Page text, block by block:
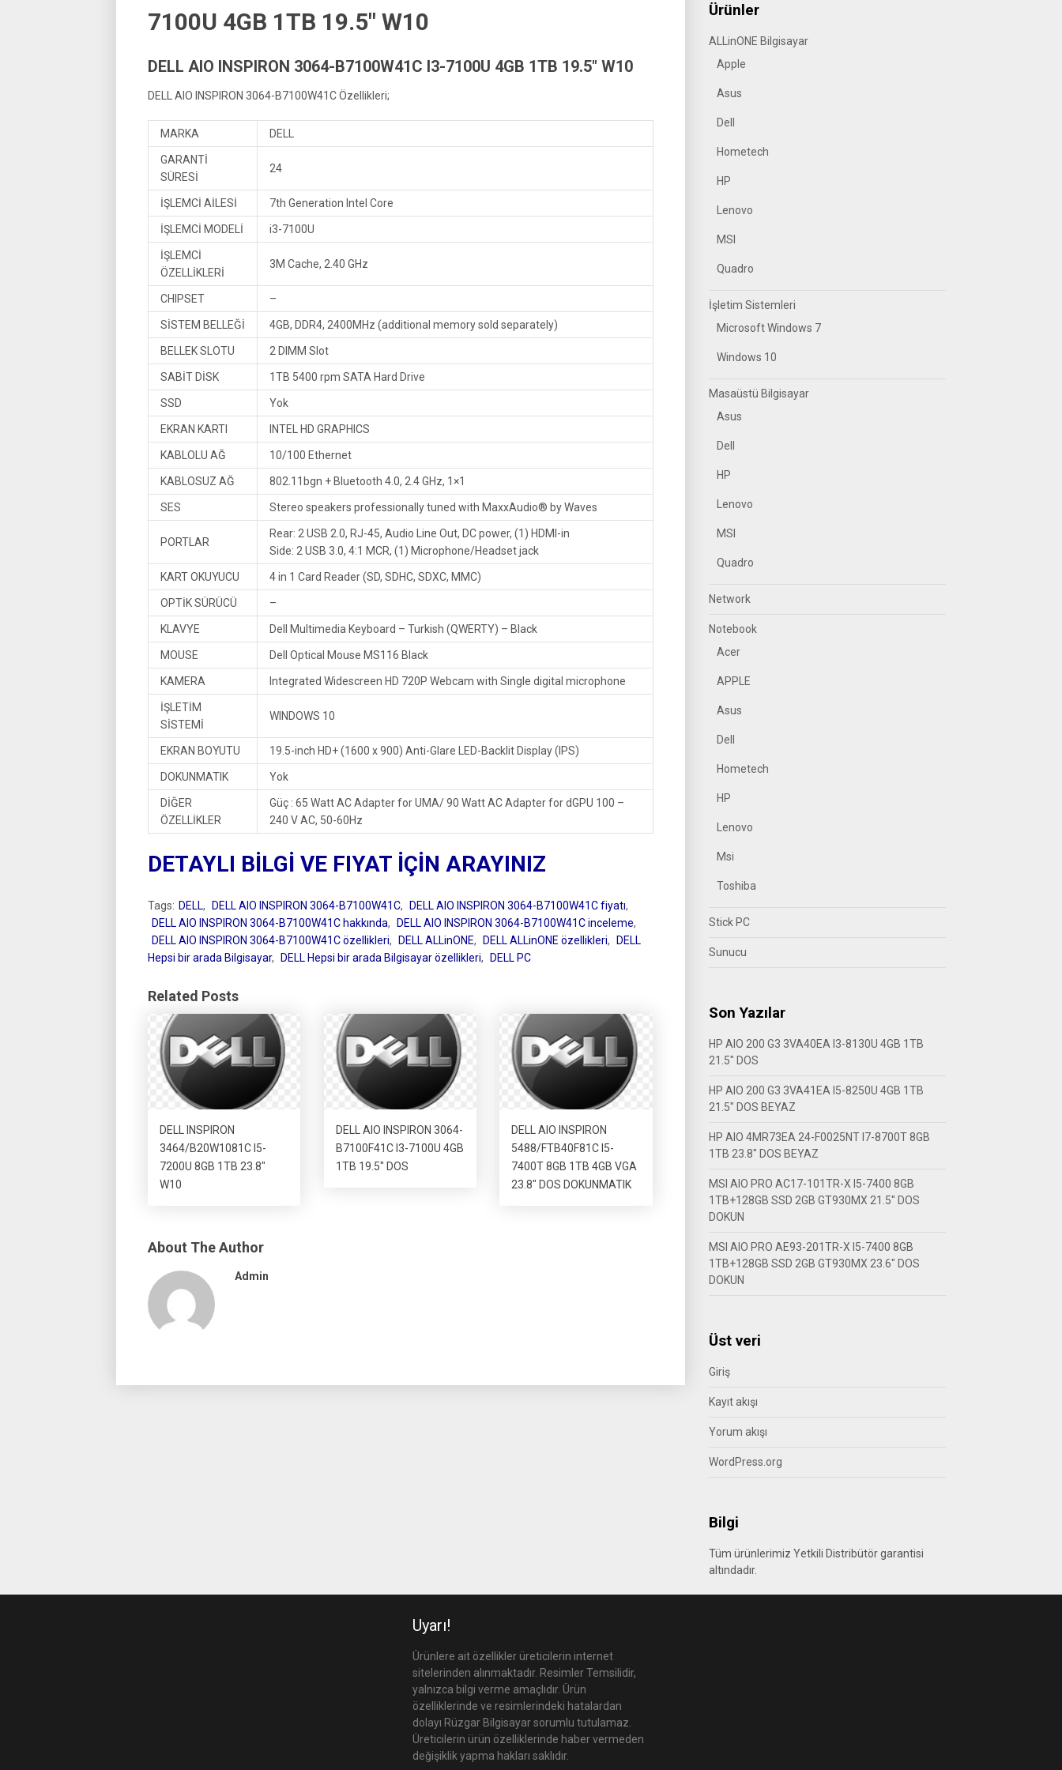
7100U 4GB 1TB 19.5″ W10
DELL AIO INSPIRON 3064-B7100W41C I3-7100U 4GB 1TB 19.5″ W10
DELL AIO INSPIRON 3064-B7100W41C Özellikleri;
MARKA DELL
GARANTİ
SÜRESİ
24
İŞLEMCİ AİLESİ 7th Generation Intel Core
İŞLEMCİ MODELİ i3-7100U
İŞLEMCİ
ÖZELLİKLERİ
3M Cache, 2.40 GHz
CHIPSET –
SİSTEM BELLEĞİ 4GB, DDR4, 2400MHz (additional memory sold separately)
BELLEK SLOTU 2 DIMM Slot
SABİT DİSK 1TB 5400 rpm SATA Hard Drive
SSD Yok
EKRAN KARTI INTEL HD GRAPHICS
KABLOLU AĞ 10/100 Ethernet
KABLOSUZ AĞ 802.11bgn + Bluetooth 4.0, 2.4 GHz, 1×1
SES Stereo speakers professionally tuned with MaxxAudio® by Waves
PORTLAR
Rear: 2 USB 2.0, RJ-45, Audio Line Out, DC power, (1) HDMI-in
Side: 2 USB 3.0, 4:1 MCR, (1) Microphone/Headset jack
KART OKUYUCU 4 in 1 Card Reader (SD, SDHC, SDXC, MMC)
OPTİK SÜRÜCÜ –
KLAVYE Dell Multimedia Keyboard – Turkish (QWERTY) – Black
MOUSE Dell Optical Mouse MS116 Black
KAMERA Integrated Widescreen HD 720P Webcam with Single digital microphone
İŞLETİM
SİSTEMİ
WINDOWS 10
EKRAN BOYUTU 19.5-inch HD+ (1600 x 900) Anti-Glare LED-Backlit Display (IPS)
DOKUNMATIK Yok
DİĞER
ÖZELLİKLER
Güç : 65 Watt AC Adapter for UMA/ 90 Watt AC Adapter for dGPU 100 –
240 V AC, 50-60Hz
DETAYLI BİLGİ VE FIYAT İÇİN ARAYINIZ
Tags: DELL, DELL AIO INSPIRON 3064-B7100W41C, DELL AIO INSPIRON 3064-B7100W41C fiyatı,
DELL AIO INSPIRON 3064-B7100W41C hakkında, DELL AIO INSPIRON 3064-B7100W41C inceleme,
DELL AIO INSPIRON 3064-B7100W41C özellikleri, DELL ALLinONE, DELL ALLinONE özellikleri,
DELL
Hepsi bir arada Bilgisayar, DELL Hepsi bir arada Bilgisayar özellikleri, DELL PC
Related Posts
DELL INSPIRON
3464/B20W1081C I5-
7200U 8GB 1TB 23.8″
W10
DELL AIO INSPIRON 3064-
B7100F41C I3-7100U 4GB
1TB 19.5″ DOS
DELL AIO INSPIRON
5488/FTB40F81C I5-
7400T 8GB 1TB 4GB VGA
23.8″ DOS DOKUNMATIK
About The Author
Admin
Ürünler
ALLinONE Bilgisayar
Apple
Asus
Dell
Hometech
HP
Lenovo
MSI
Quadro
İşletim Sistemleri
Microsoft Windows 7
Windows 10
Masaüstü Bilgisayar
Asus
Dell
HP
Lenovo
MSI
Quadro
Network
Notebook
Acer
APPLE
Asus
Dell
Hometech
HP
Lenovo
Msi
Toshiba
Stick PC
Sunucu
Son Yazılar
HP AIO 200 G3 3VA40EA I3-8130U 4GB 1TB
21.5″ DOS
HP AIO 200 G3 3VA41EA I5-8250U 4GB 1TB
21.5″ DOS BEYAZ
HP AIO 4MR73EA 24-F0025NT I7-8700T 8GB
1TB 23.8″ DOS BEYAZ
MSI AIO PRO AC17-101TR-X I5-7400 8GB
1TB+128GB SSD 2GB GT930MX 21.5″ DOS
DOKUN
MSI AIO PRO AE93-201TR-X I5-7400 8GB
1TB+128GB SSD 2GB GT930MX 23.6″ DOS
DOKUN
Üst veri
Giriş
Kayıt akışı
Yorum akışı
WordPress.org
Bilgi
Tüm ürünlerimiz Yetkili Distribütör garantisi
altındadır.
Uyarı!
Ürünlere ait özellikler üreticilerin internet
sitelerinden alınmaktadır. Resimler Temsilidir,
yalnızca bilgi verme amaçlıdır. Ürün
özelliklerinde ve resimlerindeki hatalardan
dolayı Rüzgar Bilgisayar sorumlu tutulamaz.
Üreticilerin ürün özelliklerinde haber vermeden
değişiklik yapma hakları saklıdır.